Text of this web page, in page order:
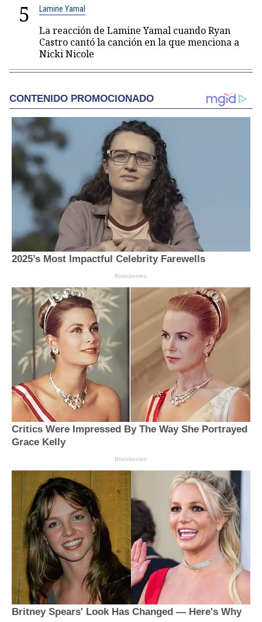
5 Lamine Yamal
La reacción de Lamine Yamal cuando Ryan
Castro cantó la canción en la que menciona a
Nicki Nicole